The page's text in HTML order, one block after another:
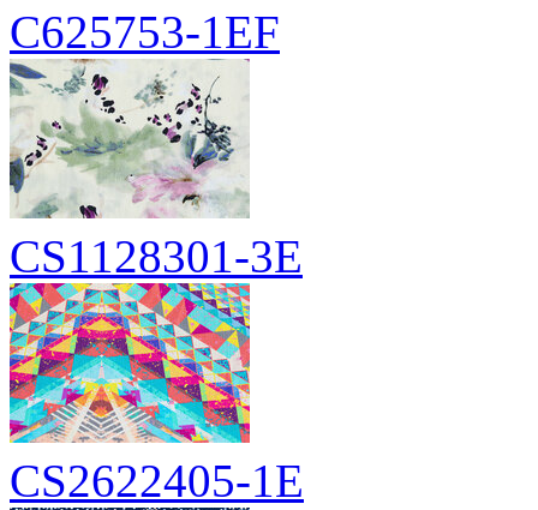
C625753-1EF
CS1128301-3E
CS2622405-1E